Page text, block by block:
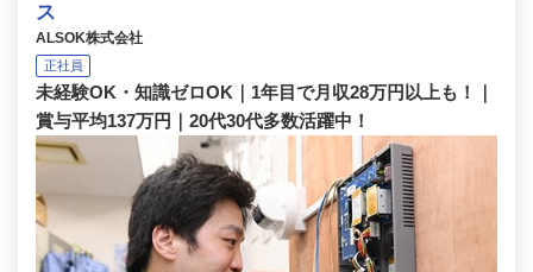
ス
ALSOK株式会社
正社員
未経験OK・知識ゼロOK｜1年目で月収28万円以上も！｜
賞与平均137万円｜20代30代多数活躍中！